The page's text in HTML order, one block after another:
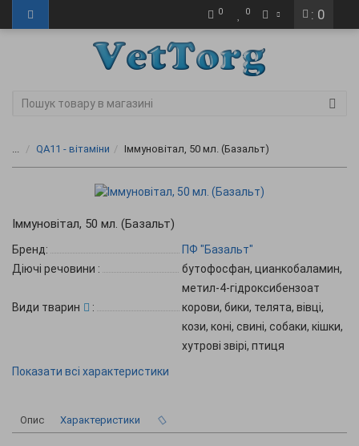
: 0
0 0
... QA11 - вітаміни Іммуновітал, 50 мл. (Базальт)
Іммуновітал, 50 мл. (Базальт)
Бренд:
ПФ "Базальт"
Діючі речовини :
бутофосфан, цианкобаламин,
метил-4-гідроксибензоат
Види тварин
:
корови, бики, телята, вівці,
кози, коні, свині, собаки, кішки,
хутрові звірі, птиця
Показати всі характеристики
Опис Характеристики